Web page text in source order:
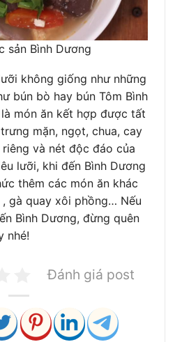
sản Bình Dương
không giống như những
bún bò hay bún Tôm Bình
món ăn kết hợp được tất
mặn, ngọt, chua, cay
và nét độc đáo của
lưỡi, khi đến Bình Dương
thêm các món ăn khác
gà quay xôi phồng… Nếu
Bình Dương, đừng quên
nhé!
Đánh giá post